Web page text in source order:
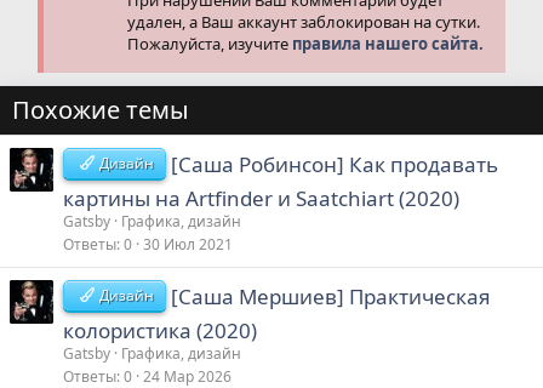
удален, а Ваш аккаунт заблокирован на сутки.
Пожалуйста, изучите правила нашего сайта.
Похожие темы
Дизайн
[Саша Робинсон] Как продавать
картины на Artfinder и Saatchiart (2020)
Gatsby Графика, дизайн
Ответы 0 30 Июл 2021
Дизайн
[Саша Мершиев] Практическая
колористика (2020)
Gatsby Графика, дизайн
Ответы 0 24 Мар 2026